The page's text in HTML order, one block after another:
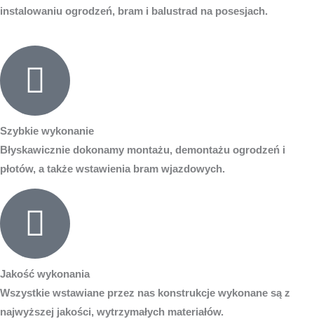
instalowaniu ogrodzeń, bram i balustrad na posesjach.
Szybkie wykonanie
Błyskawicznie dokonamy montażu, demontażu ogrodzeń i
płotów, a także wstawienia bram wjazdowych.
Jakość wykonania
Wszystkie wstawiane przez nas konstrukcje wykonane są z
najwyższej jakości, wytrzymałych materiałów.